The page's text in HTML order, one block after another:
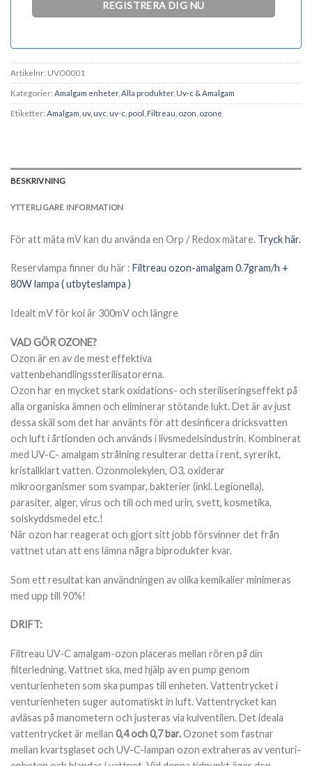
Artikelnr: UVO0001
Kategorier: Amalgam enheter, Alla produkter, Uv-c & Amalgam
Etiketter: Amalgam uv, uvc uv-c pool Filtreau ozon ozone
BESKRIVNING
YTTERLIGARE INFORMATION
För att mäta mV kan du använda en Orp / Redox mätare. Tryck här.
Reservlampa finner du här : Filtreau ozon-amalgam 0.7gram/h +
80W lampa ( utbyteslampa )
Idealt mV för koi är 300mV och längre
VAD GÖR OZONE?
Ozon är en av de mest effektiva
vattenbehandlingssterilisatorerna.
Ozon har en mycket stark oxidations- och steriliseringseffekt på
alla organiska ämnen och eliminerar stötande lukt. Det är av just
dessa skäl som det har använts för att desinficera dricksvatten
och luft i årtionden och används i livsmedelsindustrin. Kombinerat
med UV-C- amalgam strålning resulterar detta i rent, syrerikt,
kristallklart vatten. Ozonmolekylen, O3, oxiderar
mikroorganismer som svampar, bakterier (inkl. Legionella),
parasiter, alger, virus och till och med urin, svett, kosmetika,
solskyddsmedel etc.!
När ozon har reagerat och gjort sitt jobb försvinner det från
vattnet utan att ens lämna några biprodukter kvar.
Som ett resultat kan användningen av olika kemikalier minimeras
med upp till 90%!
DRIFT:
Filtreau UV-C amalgam-ozon placeras mellan rören på din
filterledning. Vattnet ska, med hjälp av en pump genom
venturienheten som ska pumpas till enheten. Vattentrycket i
venturienheten suger automatiskt in luft. Vattentrycket kan
avläsas på manometern och justeras via kulventilen. Det ideala
vattentrycket är mellan 0,4 och 0,7 bar.Ozonet som fastnar
mellan kvartsglaset och UV-C-lampan ozon extraheras av venturi-